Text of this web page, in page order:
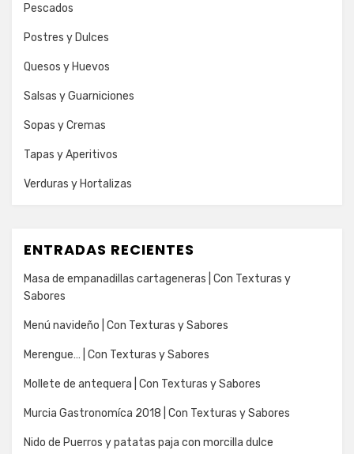
Pescados
Postres y Dulces
Quesos y Huevos
Salsas y Guarniciones
Sopas y Cremas
Tapas y Aperitivos
Verduras y Hortalizas
ENTRADAS RECIENTES
Masa de empanadillas cartageneras | Con Texturas y
Sabores
Menú navideño | Con Texturas y Sabores
Merengue… | Con Texturas y Sabores
Mollete de antequera | Con Texturas y Sabores
Murcia Gastronomíca 2018 | Con Texturas y Sabores
Nido de Puerros y patatas paja con morcilla dulce